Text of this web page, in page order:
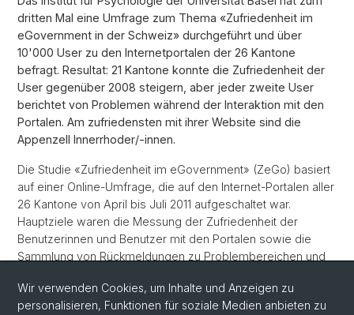
dritten Mal eine Umfrage zum Thema «Zufriedenheit im
eGovernment in der Schweiz» durchgeführt und über
10'000 User zu den Internetportalen der 26 Kantone
befragt. Resultat: 21 Kantone konnte die Zufriedenheit der
User gegenüber 2008 steigern, aber jeder zweite User
berichtet von Problemen während der Interaktion mit den
Portalen. Am zufriedensten mit ihrer Website sind die
Appenzell Innerrhoder/-innen.
Die Studie «Zufriedenheit im eGovernment» (ZeGo) basiert
auf einer Online-Umfrage, die auf den Internet-Portalen aller
26 Kantone von April bis Juli 2011 aufgeschaltet war.
Hauptziele waren die Messung der Zufriedenheit der
Benutzerinnen und Benutzer mit den Portalen sowie die
Sammlung von Rückmeldungen zu Problembereichen und
Weiterentwicklungen einfliessen zu lassen. mehr...
Wir verwenden Cookies, um Inhalte und Anzeigen zu
personalisieren, Funktionen für soziale Medien anbieten zu